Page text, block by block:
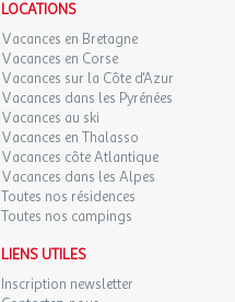
LOCATIONS
Vacances en Bretagne
Vacances en Corse
Vacances sur la Côte d'Azur
Vacances dans les Pyrénées
Vacances au ski
Vacances en Thalasso
Vacances côte Atlantique
Vacances dans les Alpes
Toutes nos résidences
Toutes nos campings
LIENS UTILES
Inscription newsletter